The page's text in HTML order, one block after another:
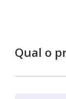
Qual o